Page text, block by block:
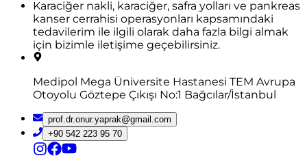
Karaciğer nakli, karaciğer, safra yolları ve pankreas
kanser cerrahisi operasyonları kapsamındaki
tedavilerim ile ilgili olarak daha fazla bilgi almak
için bizimle iletişime geçebilirsiniz.
Medipol Mega Üniversite Hastanesi TEM Avrupa
Otoyolu Göztepe Çıkışı No:1 Bağcılar/İstanbul
prof.dr.onur.yaprak@gmail.com
+90 542 223 95 70